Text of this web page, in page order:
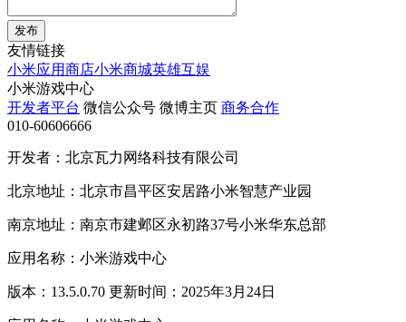
发布
友情链接
小米应用商店小米商城英雄互娱
小米游戏中心
开发者平台 微信公众号 微博主页 商务合作
010-60606666
开发者：北京瓦力网络科技有限公司
北京地址：北京市昌平区安居路小米智慧产业园
南京地址：南京市建邺区永初路37号小米华东总部
应用名称：小米游戏中心
版本：13.5.0.70 更新时间：2025年3月24日